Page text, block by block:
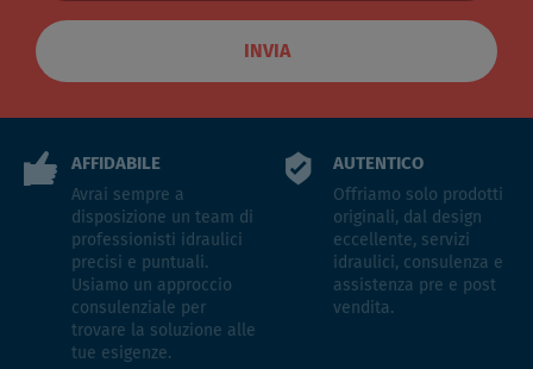
INVIA
AFFIDABILE
Avrai sempre a
disposizione un team di
professionisti idraulici
precisi e puntuali.
Usiamo un approccio
consulenziale per
trovare la soluzione alle
tue esigenze.
AUTENTICO
Offriamo solo prodotti
originali, dal design
eccellente, servizi
idraulici, consulenza e
assistenza pre e post
vendita.